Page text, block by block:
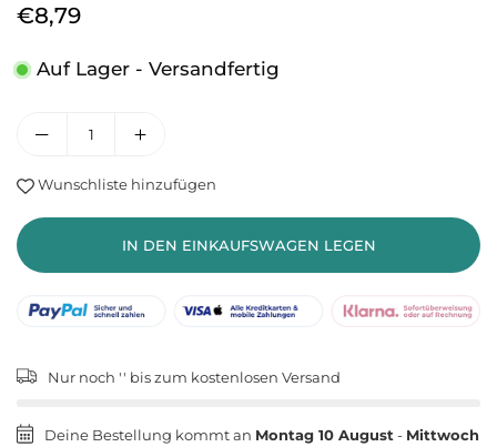
Normaler
€8,79
Auf Lager - Versandfertig
Wunschliste hinzufügen
IN DEN EINKAUFSWAGEN LEGEN
Nur noch '' bis zum kostenlosen Versand
Deine Bestellung kommt an Montag 10 August - Mittwoch